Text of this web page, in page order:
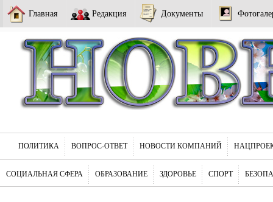
Главная Редакция Документы
ПОЛИТИКА ВОПРОС-ОТВЕТ НОВОСТИ КОМПАНИЙ
СОЦИАЛЬНАЯ СФЕРА ОБРАЗОВАНИЕ ЗДОРОВЬЕ СПОРТ